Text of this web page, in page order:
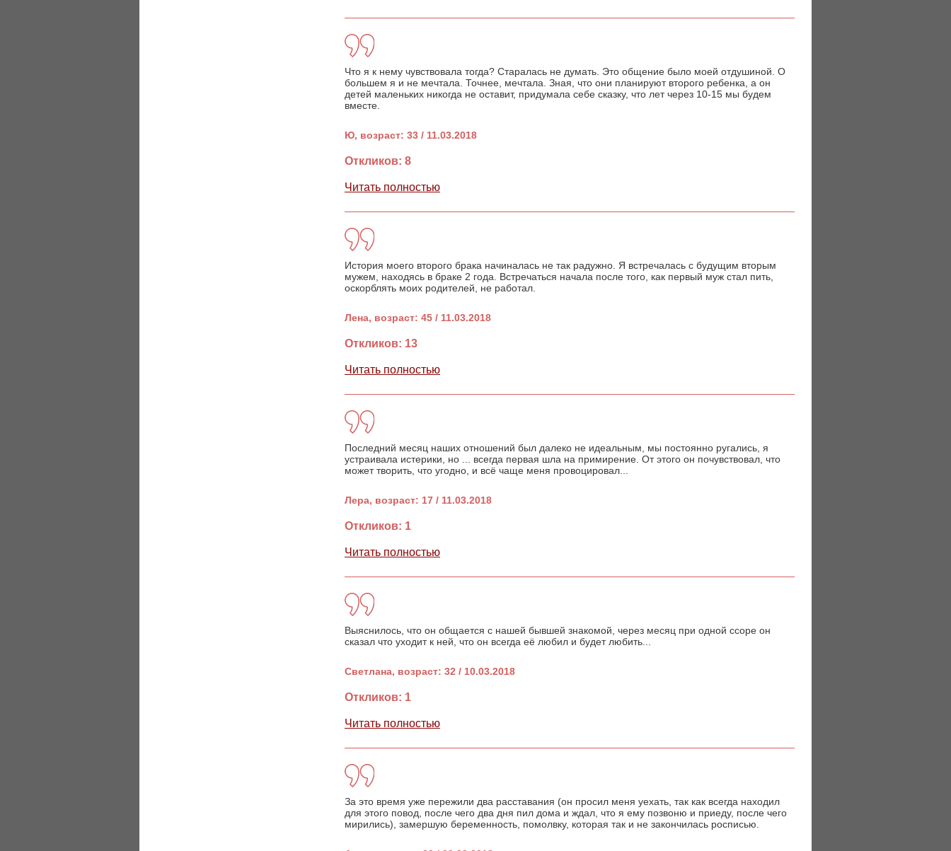
Что я к нему чувствовала тогда? Старалась не думать. Это общение было моей отдушиной. О
большем я и не мечтала. Точнее, мечтала. Зная, что они планируют второго ребенка, а он
детей маленьких никогда не оставит, придумала себе сказку, что лет через 10-15 мы будем
вместе.
Ю, возраст: 33 / 11.03.2018
Откликов: 8
Читать полностью
История моего второго брака начиналась не так радужно. Я встречалась с будущим вторым
мужем, находясь в браке 2 года. Встречаться начала после того, как первый муж стал пить,
оскорблять моих родителей, не работал.
Лена, возраст: 45 / 11.03.2018
Откликов: 13
Читать полностью
Последний месяц наших отношений был далеко не идеальным, мы постоянно ругались, я
устраивала истерики, но ... всегда первая шла на примирение. От этого он почувствовал, что
может творить, что угодно, и всё чаще меня провоцировал...
Лера, возраст: 17 / 11.03.2018
Откликов: 1
Читать полностью
Выяснилось, что он общается с нашей бывшей знакомой, через месяц при одной ссоре он
сказал что уходит к ней, что он всегда её любил и будет любить...
Светлана, возраст: 32 / 10.03.2018
Откликов: 1
Читать полностью
За это время уже пережили два расставания (он просил меня уехать, так как всегда находил
для этого повод, после чего два дня пил дома и ждал, что я ему позвоню и приеду, после чего
мирились), замершую беременность, помолвку, которая так и не закончилась росписью.